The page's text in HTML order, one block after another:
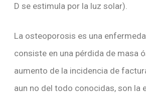
D se estimula por la luz solar).
La osteoporosis es una
consiste en una pérdida de masa
aumento de la incidencia de
aun no del todo conocidas, son la